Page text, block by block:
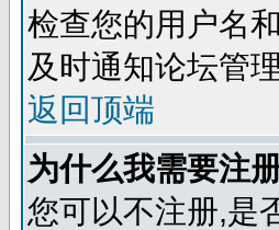
检查您的用户名
及时通知论坛管
返回顶端
为什么我需要注
您可以不注册,是